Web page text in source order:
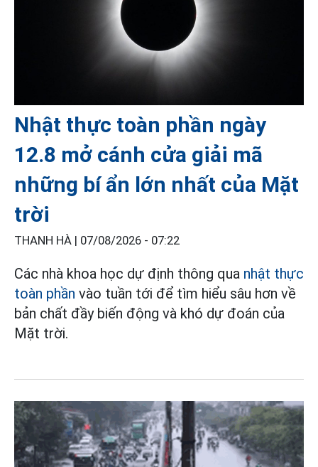
Nhật thực toàn phần ngày
12.8 mở cánh cửa giải mã
những bí ẩn lớn nhất của Mặt
trời
THANH HÀ | 07/08/2026 - 07:22
Các nhà khoa học dự định thông qua nhật thực
toàn phần vào tuần tới để tìm hiểu sâu hơn về
bản chất đầy biến động và khó dự đoán của
Mặt trời.